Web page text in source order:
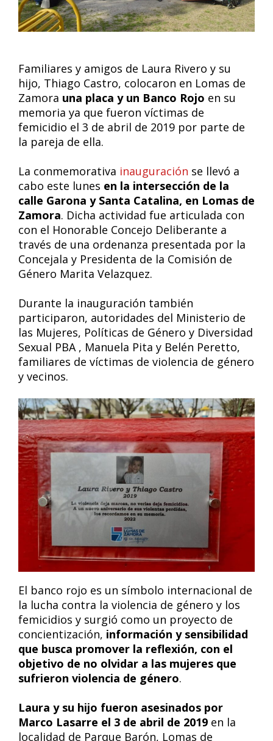
Familiares y amigos de Laura Rivero y su
hijo, Thiago Castro, colocaron en Lomas de
Zamora una placa y un Banco Rojo en su
memoria ya que fueron víctimas de
femicidio el 3 de abril de 2019 por parte de
la pareja de ella.
La conmemorativa inauguración se llevó a
cabo este lunes en la intersección de la
calle Garona y Santa Catalina, en Lomas de
Zamora. Dicha actividad fue articulada con
con el Honorable Concejo Deliberante a
través de una ordenanza presentada por la
Concejala y Presidenta de la Comisión de
Género Marita Velazquez.
Durante la inauguración también
participaron, autoridades del Ministerio de
las Mujeres, Políticas de Género y Diversidad
Sexual PBA , Manuela Pita y Belén Peretto,
familiares de víctimas de violencia de género
y vecinos.
El banco rojo es un símbolo internacional de
la lucha contra la violencia de género y los
femicidios y surgió como un proyecto de
concientización, información y sensibilidad
que busca promover la reflexión, con el
objetivo de no olvidar a las mujeres que
sufrieron violencia de género.
Laura y su hijo fueron asesinados por
Marco Lasarre el 3 de abril de 2019 en la
localidad de Parque Barón, Lomas de